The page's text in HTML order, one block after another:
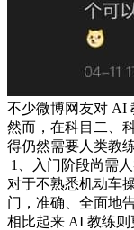
不少微博网友对 AI
然而，在科目二、
得仍然需要人类教
1、入门阶段尚需
对于不熟悉机动车
门，准确、全面地
相比起来 AI 教练